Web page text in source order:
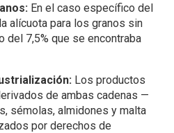
En el caso específico del
alícuota para los granos sin
del 7,5% que se encontraba
Los productos
de ambas cadenas —
sémolas, almidones y malta
por derechos de